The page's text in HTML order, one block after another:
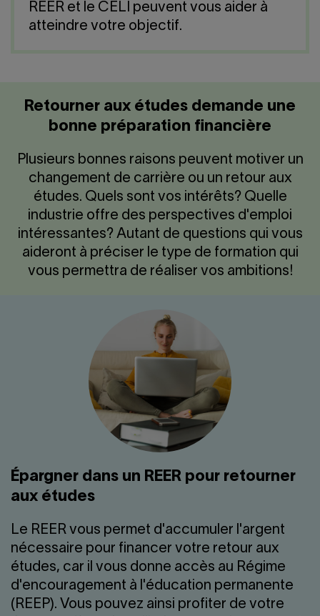
Nous joindre Salle de presse
REER et le CELI peuvent vous aider à
atteindre votre objectif.
Retourner aux études demande une
bonne préparation financière
Plusieurs bonnes raisons peuvent motiver un
changement de carrière ou un retour aux
études. Quels sont vos intérêts? Quelle
industrie offre des perspectives d'emploi
intéressantes? Autant de questions qui vous
aideront à préciser le type de formation qui
vous permettra de réaliser vos ambitions!
Épargner dans un REER pour retourner
aux études
Le REER vous permet d'accumuler l'argent
nécessaire pour financer votre retour aux
études, car il vous donne accès au Régime
d'encouragement à l'éducation permanente
(REEP). Vous pouvez ainsi profiter de votre